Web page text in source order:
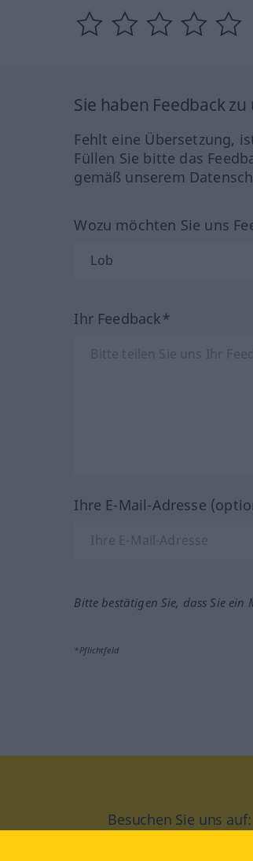
Sie haben Feedback
Fehlt eine Übersetzung,
Füllen Sie bitte das
gemäß unserem
Wozu möchten Sie uns
Ihr Feedback*
Ihre E-Mail-Adresse
Bitte bestätigen Sie, dass Sie ein
*Pflichtfeld
Besuchen Sie uns auf: